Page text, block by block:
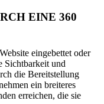
EINE 360
eingebettet oder
Sichtbarkeit und
die Bereitstellung
ein breiteres
erreichen, die sie